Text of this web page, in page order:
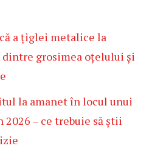
a țiglei metalice la
grosimea oțelului și
la amanet în locul unui
– ce trebuie să știi